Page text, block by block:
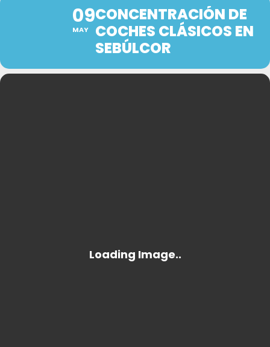
09
MAY
CONCENTRACIÓN DE
COCHES CLÁSICOS EN
SEBÚLCOR